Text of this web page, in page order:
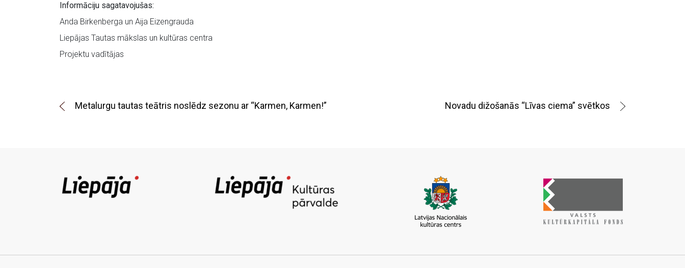
Informāciju sagatavojušas:
Anda Birkenberga un Aija Eizengrauda
Liepājas Tautas mākslas un kultūras centra
Projektu vadītājas
Metalurgu tautas teātris noslēdz sezonu ar “Karmen, Karmen!” Novadu dižošanās “Līvas ciema” svētkos